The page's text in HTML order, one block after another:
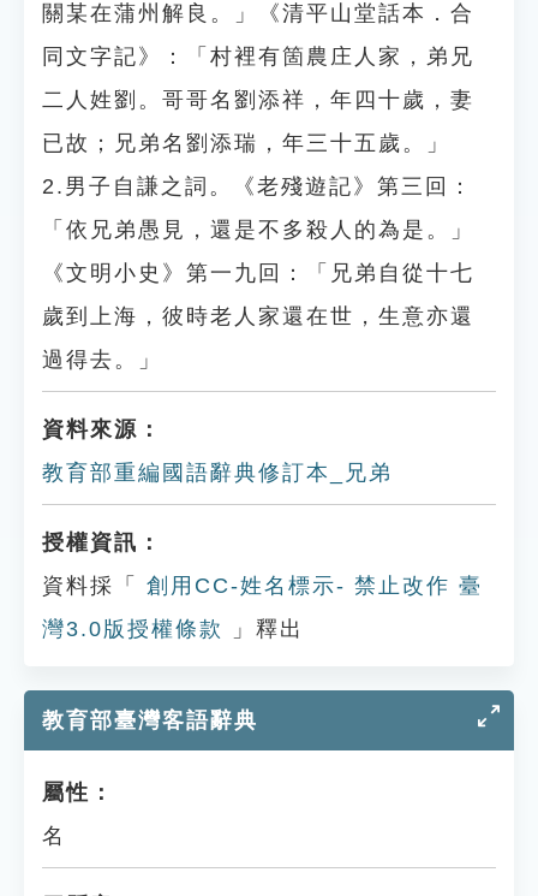
關某在蒲州解良。」《清平山堂話本．合
同文字記》：「村裡有箇農庄人家，弟兄
二人姓劉。哥哥名劉添祥，年四十歲，妻
已故；兄弟名劉添瑞，年三十五歲。」
2.男子自謙之詞。《老殘遊記》第三回：
「依兄弟愚見，還是不多殺人的為是。」
《文明小史》第一九回：「兄弟自從十七
歲到上海，彼時老人家還在世，生意亦還
過得去。」
資料來源：
教育部重編國語辭典修訂本_兄弟
授權資訊：
資料採「
創用CC-姓名標示- 禁止改作 臺
灣3.0版授權條款
」釋出
教育部臺灣客語辭典
屬性：
名